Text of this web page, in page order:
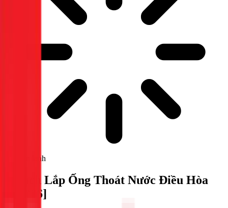
Điện lạnh
Cách Lắp Ống Thoát Nước Điều Hòa
[2026]